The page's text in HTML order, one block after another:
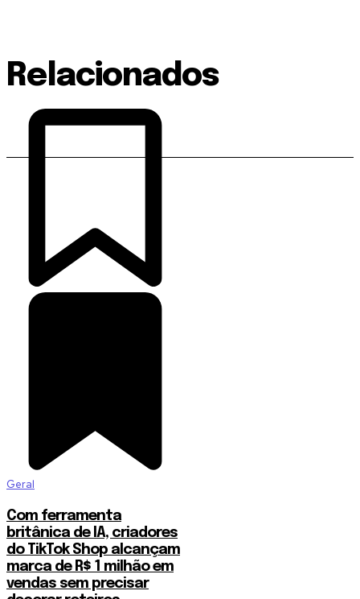
Relacionados
Geral
Com ferramenta
britânica de IA, criadores
do TikTok Shop alcançam
marca de R$ 1 milhão em
vendas sem precisar